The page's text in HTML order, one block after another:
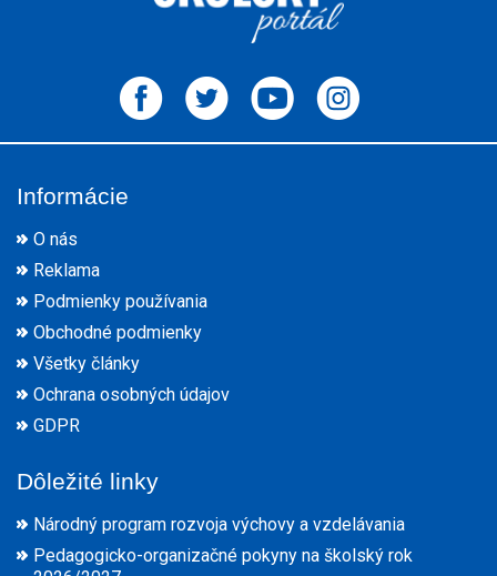
Informácie
O nás
Reklama
Podmienky používania
Obchodné podmienky
Všetky články
Ochrana osobných údajov
GDPR
Dôležité linky
Národný program rozvoja výchovy a vzdelávania
Pedagogicko-organizačné pokyny na školský rok